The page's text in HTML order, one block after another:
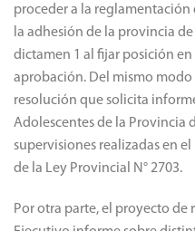
proceder a la reglamentación
la adhesión de la provincia
dictamen 1 al fijar posición
aprobación. Del mismo
resolución que solicita
Adolescentes de la Provincia
supervisiones realizadas en
de la Ley Provincial N° 2703.
Por otra parte, el proyecto